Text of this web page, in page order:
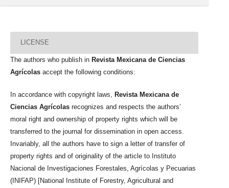
LICENSE
The authors who publish in Revista Mexicana de Ciencias
Agrícolas accept the following conditions:
In accordance with copyright laws,
Revista Mexicana de
Ciencias Agrícolas recognizes and respects the authors’
moral right and ownership of property rights which will be
transferred to the journal for dissemination in open access.
Invariably, all the authors have to sign a letter of transfer of
property rights and of originality of the article to Instituto
Nacional de Investigaciones Forestales, Agrícolas y Pecuarias
(INIFAP) [National Institute of Forestry, Agricultural and